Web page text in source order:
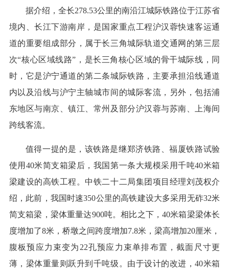
据介绍，全长278.53公里的南沿江城际铁路位于江苏省
境内、长江下游南岸，是国家重点工程沪汉蓉快速客运通
道的重要组成部分，属于长三角城际轨道交通网的第三层
次“核心区域线路”，是长三角核心区域的骨干城际线，同
时，它是沪宁通道的第二条城际铁路，主要承担沿线通道
内以及沿线与沪宁主轴城市间的城际客流，另外，包括浦
东地区与南京、镇江、常州及部分沪汉蓉与苏南、上海间
跨线客流。
值得一提的是，该铁路是继郑济铁路、福厦铁路试验
使用40米简支箱梁后，我国第一条大规模采用千吨40米箱
梁建设的高铁工程。中铁二十二局集团项目经理刘茂权介
绍，此前，我国时速350公里的高铁建设大多采用无砟32米
简支箱梁，梁体重量达900吨。相比之下，40米箱梁梁体长
度增加了8米，桥墩之间跨度增加7.8米，梁高增加20厘米，
腹板预应力束变为22孔预应力束单排布置，截面尺寸更
薄，梁体重量则跃升到千吨级。由于设计的改进，40米箱